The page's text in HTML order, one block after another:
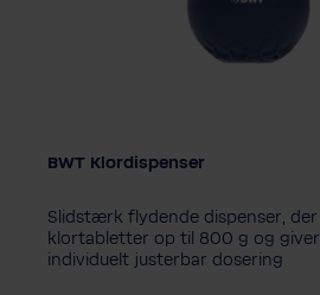
BWT Klordispenser
Slidstærk flydende dispenser, der
klortabletter op til 800 g og
individuelt justerbar dosering